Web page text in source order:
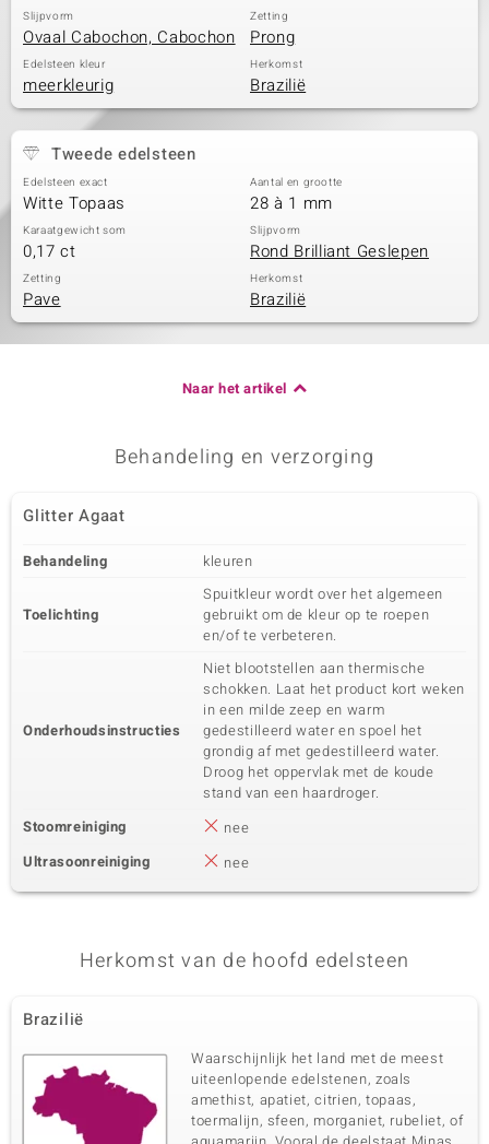
Slijpvorm
Ovaal Cabochon, Cabochon
Zetting
Prong
Edelsteen kleur
meerkleurig
Herkomst
Brazilië
Tweede edelsteen
Edelsteen exact
Witte Topaas
Aantal en grootte
28 à 1 mm
Karaatgewicht som
0,17 ct
Slijpvorm
Rond Brilliant Geslepen
Zetting
Pave
Herkomst
Brazilië
Naar het artikel
Behandeling en verzorging
Glitter Agaat
Behandeling kleuren
Toelichting
Spuitkleur wordt over het algemeen
gebruikt om de kleur op te roepen
en/of te verbeteren.
Onderhoudsinstructies
Niet blootstellen aan thermische
schokken. Laat het product kort weken
in een milde zeep en warm
gedestilleerd water en spoel het
grondig af met gedestilleerd water.
Droog het oppervlak met de koude
stand van een haardroger.
Stoomreiniging
nee
Ultrasoonreiniging
nee
Herkomst van de hoofd edelsteen
Brazilië
Waarschijnlijk het land met de meest
uiteenlopende edelstenen, zoals
amethist, apatiet, citrien, topaas,
toermalijn, sfeen, morganiet, rubeliet, of